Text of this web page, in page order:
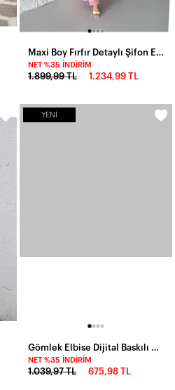
NET %35 İNDIRIM
1.899,99 TL 1.234,99 TL
YENI
NET %35 İNDIRIM
1.039,97 TL 675,98 TL